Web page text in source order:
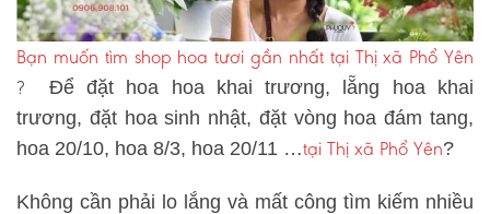
Bạn muốn tìm shop hoa tươi gần nhất tại Thị xã Phổ Yên
? Để đặt hoa hoa khai trương, lẵng hoa khai
trương, đặt hoa sinh nhật, đặt vòng hoa đám tang,
hoa 20/10, hoa 8/3, hoa 20/11 …tại Thị xã Phổ Yên?
Không cần phải lo lắng và mất công tìm kiếm nhiều